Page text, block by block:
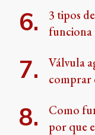
3 tipos
Válvula
comprar
Como
por que